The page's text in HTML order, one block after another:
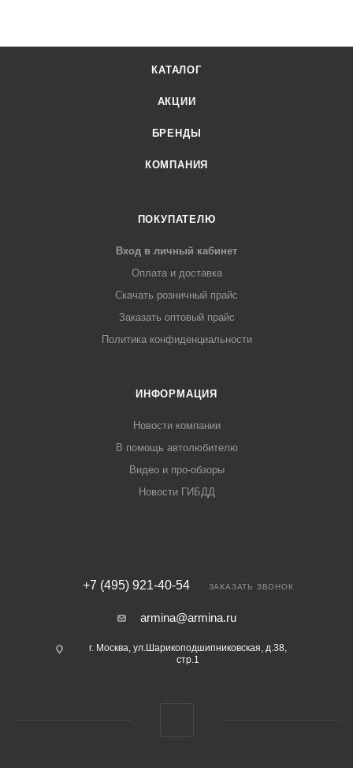
КАТАЛОГ
АКЦИИ
БРЕНДЫ
КОМПАНИЯ
ПОКУПАТЕЛЮ
Вход в личный кабинет
Оплата и доставка
Скачать розничный прайс
Заказать оптовый прайс
Политика конфиденциальности
ИНФОРМАЦИЯ
Новости компании
В помощь автолюбителю
Видео и про-обзоры
Новости ГИБДД
+7 (495) 921-40-54 ЗАКАЗАТЬ ЗВОНОК
armina@armina.ru
г. Москва, ул.Шарикоподшипниковская, д.38,
стр.1